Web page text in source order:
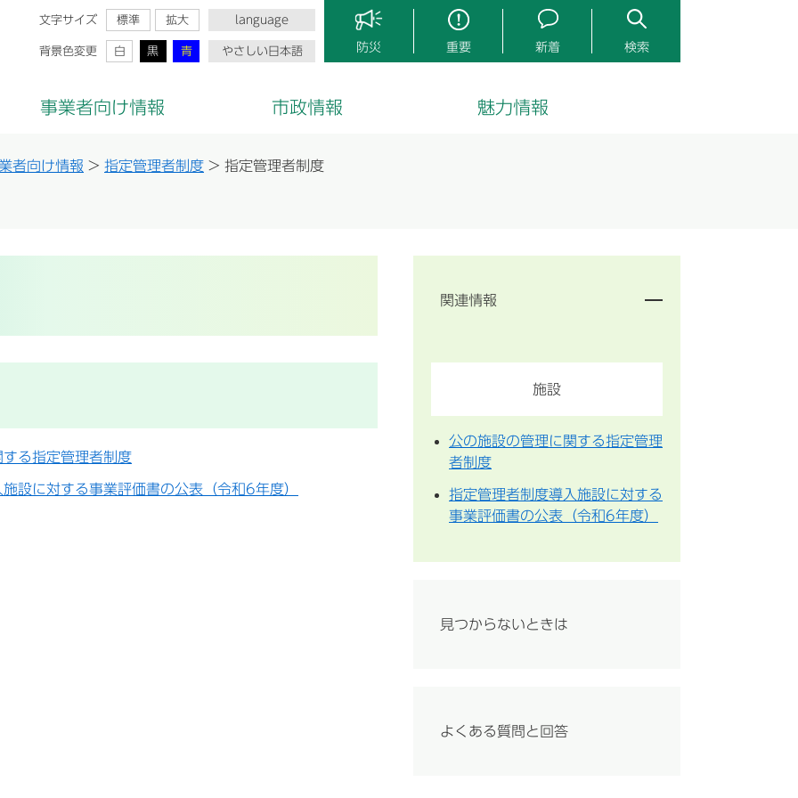
文字サイズ 標準 拡大
背景色変更 白 黒 青
language
やさしい日本語 防災 重要 新着 検索
事業者向け情報 市政情報 魅力情報
者向け情報 > 指定管理者制度 > 指定管理者制度
る指定管理者制度
設に対する事業評価書の公表（令和6年度）
関連情報
施設
公の施設の管理に関する指定管理
者制度
指定管理者制度導入施設に対する
事業評価書の公表（令和6年度）
見つからないときは
よくある質問と回答